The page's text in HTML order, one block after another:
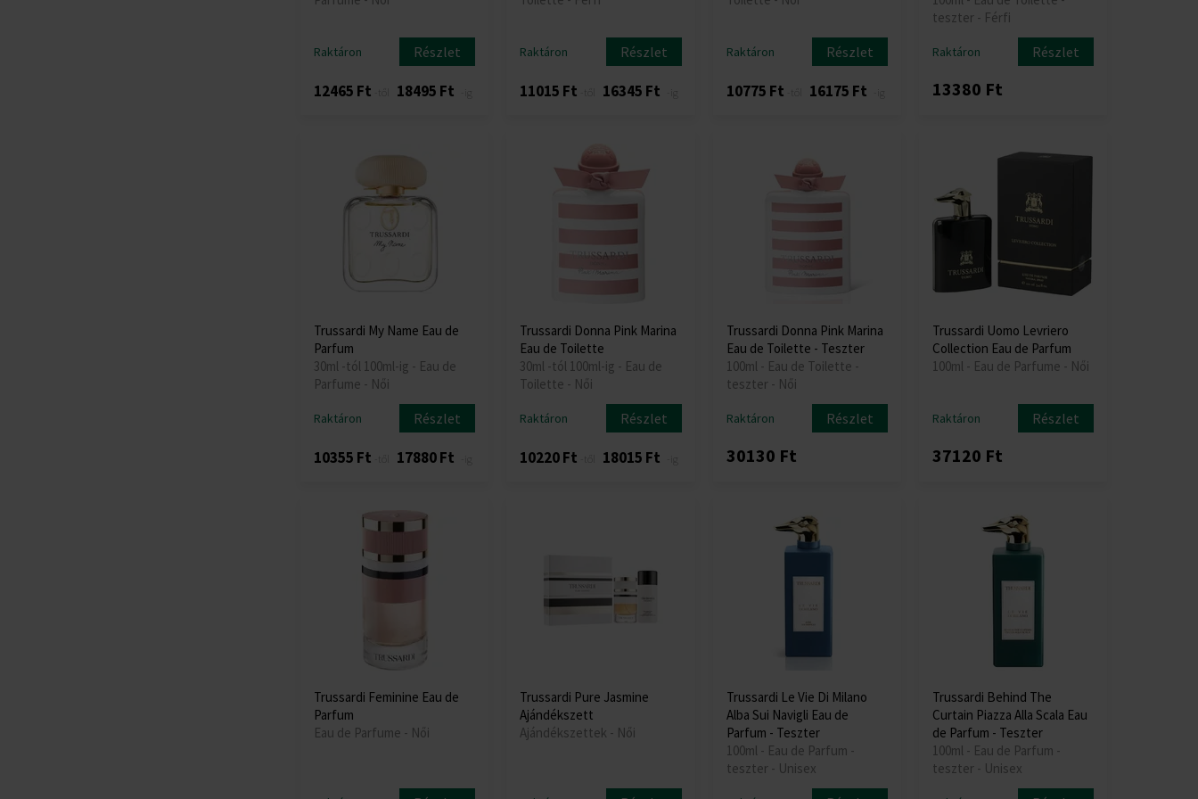
Raktáron Részlet
12465 Ft 18495 Ft
Raktáron Részlet
11015 Ft 16345 Ft
Raktáron Részlet
10775 Ft 16175 Ft
teszter - Férfi
Raktáron Részlet
13380 Ft
Trussardi My Name Eau de
Parfum
30ml -tól 100ml-ig - Eau de
Parfume - Női
Raktáron Részlet
10355 Ft 17880 Ft
Trussardi Donna Pink Marina
Eau de Toilette
30ml -tól 100ml-ig - Eau de
Toilette - Női
Raktáron Részlet
10220 Ft 18015 Ft
Trussardi Donna Pink Marina
Eau de Toilette - Teszter
100ml - Eau de Toilette -
teszter - Női
Raktáron Részlet
30130 Ft
Trussardi Uomo Levriero
Collection Eau de Parfum
100ml - Eau de Parfume - Női
Raktáron Részlet
37120 Ft
Trussardi Feminine Eau de
Parfum
Eau de Parfume - Női
Trussardi Pure Jasmine
Ajándékszett
Ajándékszettek - Női
Trussardi Le Vie Di Milano
Alba Sui Navigli Eau de
Parfum - Teszter
100ml - Eau de Parfum -
teszter - Unisex
Trussardi Behind The
Curtain Piazza Alla Scala Eau
de Parfum - Teszter
100ml - Eau de Parfum -
teszter - Unisex